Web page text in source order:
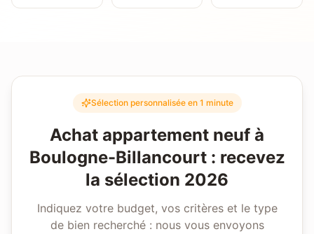
Sélection personnalisée en 1 minute
Achat appartement neuf à
Boulogne-Billancourt: recevez
la sélection 2026
Indiquez votre budget, vos critères et le type
de bien recherché : nous vous envoyons